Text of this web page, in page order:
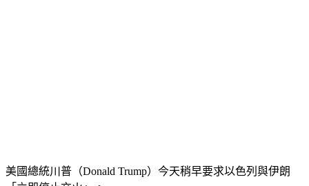
美國總統川普（Donald Trump）今天稍早要求以色列與伊朗